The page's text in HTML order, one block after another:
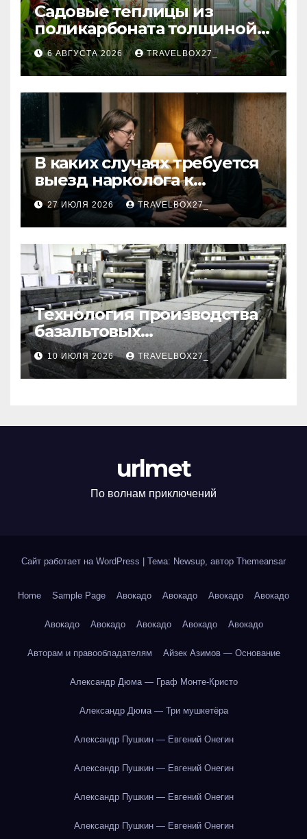
Садовые теплицы из
поликарбоната толщиной 4
и 6 мм
6 АВГУСТА 2026 TRAVELBOX27_
В каких случаях требуется
выезд нарколога к
пациенту
27 ИЮЛЯ 2026 TRAVELBOX27_
Технология производства
базальтовых
теплоизоляционных плит
по ГОСТ
10 ИЮЛЯ 2026 TRAVELBOX27_
urlmet
По волнам приключений
Сайт работает на WordPress Тема: Newsup, автор Themeansar
Home Sample Page Авокадо Авокадо Авокадо Авокадо
Авокадо Авокадо Авокадо Авокадо Авокадо
Авторам и правообладателям Айзек Азимов — Основание
Александр Дюма — Граф Монте-Кристо
Александр Дюма — Три мушкетёра
Александр Пушкин — Евгений Онегин
Александр Пушкин — Евгений Онегин
Александр Пушкин — Евгений Онегин
Александр Пушкин — Евгений Онегин